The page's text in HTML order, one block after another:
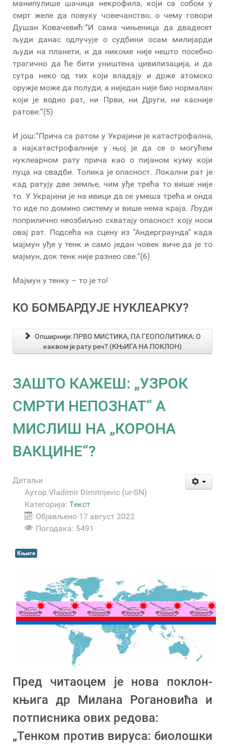
манипулише шачица некрофила, који са собом у
смрт желе да повуку човечанство, о чему говори
Душан Ковачевић:“И сама чињеница да двадесет
људи данас одлучује о судбини осам милијарди
људи на планети, и да никоме није нешто посебно
трагично да ће бити уништена цивилизација, и да
сутра неко од тих који владају и држе атомско
оружје може да полуди, а ниједан није био нормалан
који је водио рат, ни Први, ни Други, ни касније
ратове.“(5)
И још:“Прича са ратом у Украјини је катастрофална,
а најкатастрофалније у њој је да се о могућем
нуклеарном рату прича као о пијаном куму који
пуца на свадби. Толика је опасност. Локални рат је
кад ратују две земље, чим уђе трећа то више није
то. У Украјини је на ивици да се умеша трећа и онда
то иде по домино систему и више нема краја. Људи
поприлично неозбиљно схватају опасност коју носи
овај рат. Подсећа на сцену из "Андерграунда" када
мајмун уђе у тенк и само један човек виче да је то
мајмун, док тенк није разнео све.“(6)
Мајмун у тенку – то је то!
КО БОМБАРДУЈЕ НУКЛЕАРКУ?
Опширније: ПРВО МИСТИКА, ПА ГЕОПОЛИТИКА: О
каквом је рату реч? (КЊИГА НА ПОКЛОН)
ЗАШТО КАЖЕШ: „УЗРОК
СМРТИ НЕПОЗНАТ“ А
МИСЛИШ НА „КОРОНА
ВАКЦИНЕ“?
Детаљи
Аутор Vladimir Dimitrijevic (ur-SN)
Категорија: Текст
Објављено 17 август 2022
Погодака: 5491
Књиге
Пред читаоцем је нова поклон-
књига др Милана Рогановића и
потписника ових редова:
„Тенком против вируса: биолошки